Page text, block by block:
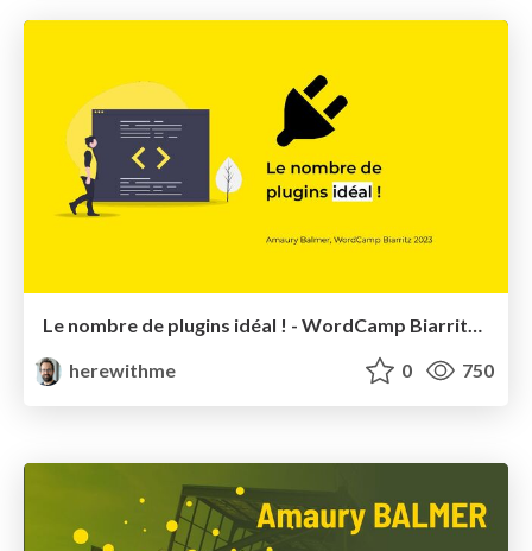
Le nombre de plugins idéal ! - WordCamp Biarritz 2023
herewithme
0 750